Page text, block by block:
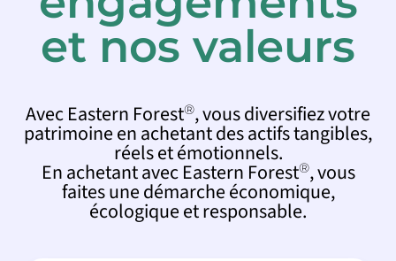
2015
2016
2022
et nos valeurs
Avec Eastern Forest®, vous diversifiez votre
patrimoine en achetant des actifs tangibles,
réels et émotionnels.
En achetant avec Eastern Forest®, vous
faites une démarche économique,
écologique et responsable.